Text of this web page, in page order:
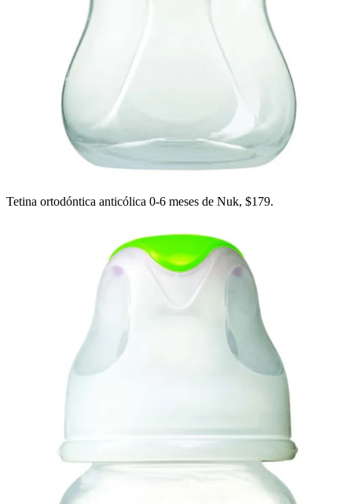
Tetina ortodóntica anticólica 0-6 meses de Nuk, $179.